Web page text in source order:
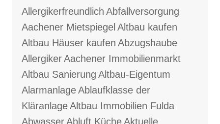
Allergikerfreundlich Abfallversorgung
Aachener Mietspiegel Altbau kaufen
Altbau Häuser kaufen Abzugshaube
AllergikerAachener Immobilienmarkt
Altbau Sanierung Altbau-Eigentum
AlarmanlageAblaufklasse der
KläranlageAltbau Immobilien Fulda
AbwasserAbluft KücheAktuelle